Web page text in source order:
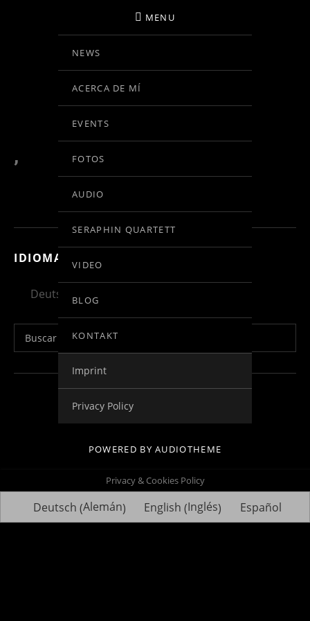
BIRGIT KOLAR
VIOLINE
MENU
NEWS
ACERCA DE MÍ
EVENTS
FOTOS
AUDIO
SERAPHIN QUARTETT
VIDEO
BLOG
KONTAKT
Imprint
Privacy Policy
,
IDIOMA:
Deutsch English
Buscar:
Social Media Profiles
POWERED BYAUDIOTHEME
Privacy & Cookies Policy
Deutsch (Alemán) English (Inglés) Español